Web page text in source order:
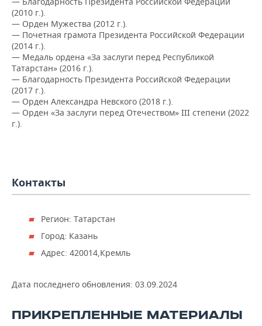
(2010 г.).
— Орден Мужества (2012 г.).
— Почетная грамота Президента Российской Федерации
(2014 г.).
— Медаль ордена «За заслуги перед Республикой
Татарстан» (2016 г.).
— Благодарность Президента Российской Федерации
(2017 г.).
— Орден Александра Невского (2018 г.).
— Орден «За заслуги перед Отечеством» III степени (2022
г.).
Контакты
Регион: Татарстан
Город: Казань
Адрес: 420014,Кремль
Дата последнего обновления: 03.09.2024
ПРИКРЕПЛЕННЫЕ МАТЕРИАЛЫ